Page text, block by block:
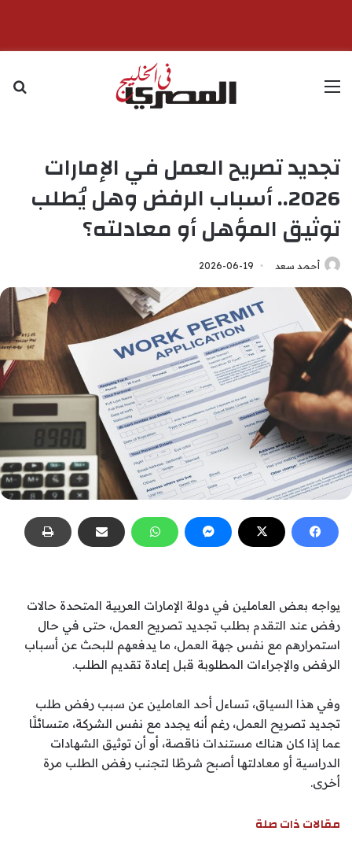
القائمة
تجديد تصريح العمل في الإمارات
2026.. أسباب الرفض وهل يُطلب
توثيق المؤهل أو معادلته؟
أحمد سعد 2026-06-19
يواجه بعض العاملين في دولة الإمارات العربية المتحدة حالات
رفض عند التقدم بطلب تجديد تصريح العمل، حتى في حال
استمرارهم مع نفس جهة العمل، ما يدفعهم للبحث عن أسباب
الرفض والإجراءات المطلوبة قبل إعادة تقديم الطلب.
وفي هذا السياق، تساءل أحد العاملين عن سبب رفض طلب
تجديد تصريح العمل، رغم أنه يجدد مع نفس الشركة، متسائلًا
عما إذا كان هناك مستندات ناقصة، أو أن توثيق الشهادات
الدراسية أو معادلتها أصبح شرطًا لتجنب رفض الطلب مرة
أخرى.
مقالات ذات صلة